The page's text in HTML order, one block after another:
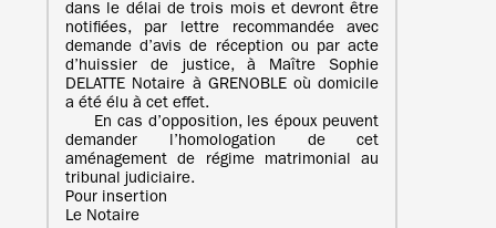
dans le délai de trois mois et devront être
notifiées, par lettre recommandée avec
demande d’avis de réception ou par acte
d’huissier de justice, à Maître Sophie
DELATTE Notaire à GRENOBLE où domicile
a été élu à cet effet.
En cas d’opposition, les époux peuvent
demander l’homologation de cet
aménagement de régime matrimonial au
tribunal judiciaire.
Pour insertion
Le Notaire